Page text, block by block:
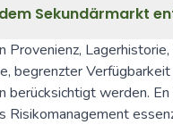
Sekundärmarkt
Provenienz,
begrenzter
werden.
Risikomanagement